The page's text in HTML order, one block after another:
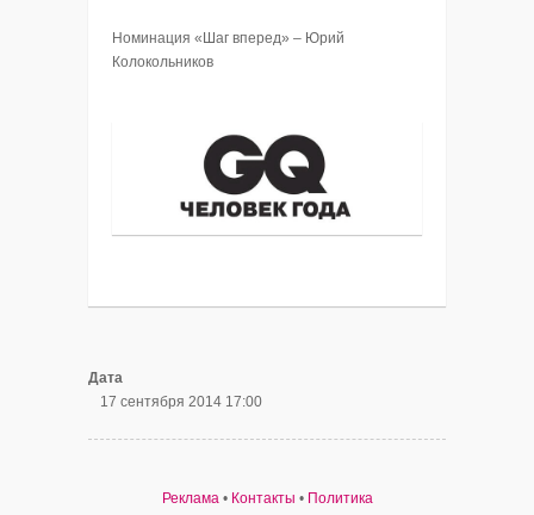
Номинация «Шаг вперед» – Юрий
Колокольников
Дата
17 сентября 2014 17:00
Реклама• Контакты • Политика